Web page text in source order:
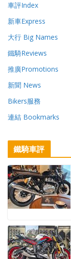
車評Index
新車Express
大行 Big Names
鐵騎Reviews
推廣Promotions
新聞 News
Bikers服務
連結 Bookmarks
鐵騎車評